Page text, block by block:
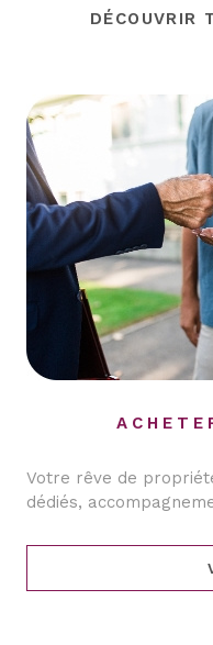
DÉCOUVRIR
Votre rêve de
dédiés,